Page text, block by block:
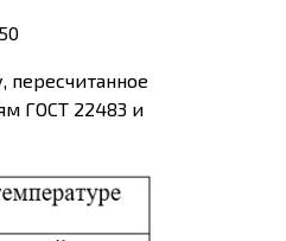
пересчитанное
ГОСТ 22483 и